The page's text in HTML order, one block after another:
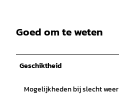
Goed om te weten
Geschiktheid
Mogelijkheden bij slecht weer